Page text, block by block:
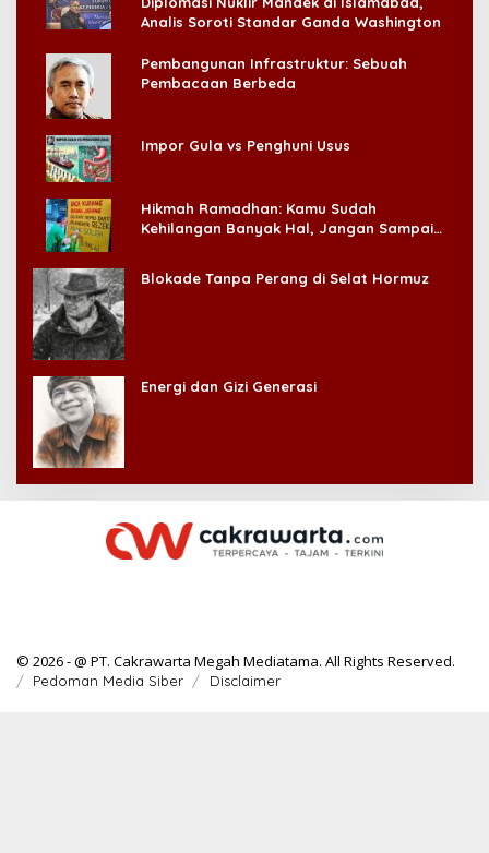
Analis Soroti Standar Ganda Washington
Pembangunan Infrastruktur: Sebuah
Pembacaan Berbeda
Impor Gula vs Penghuni Usus
Hikmah Ramadhan: Kamu Sudah
Kehilangan Banyak Hal, Jangan Sampai
Blokade Tanpa Perang di Selat Hormuz
Energi dan Gizi Generasi
© 2026 - @ PT. Cakrawarta Megah Mediatama. All Rights Reserved.
Pedoman Media Siber Disclaimer